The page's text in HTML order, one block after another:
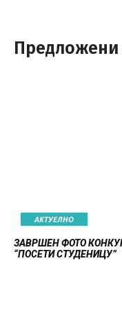
Предложени
АКТУЕЛНО
ЗАВРШЕН ФОТО
“ПОСЕТИ СТУДЕНИЦУ”